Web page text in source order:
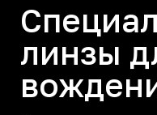
линзы